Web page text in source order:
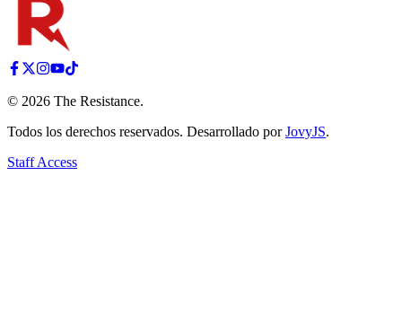
© 2026 The Resistance.
Todos los derechos reservados. Desarrollado por JovyJS.
Staff Access